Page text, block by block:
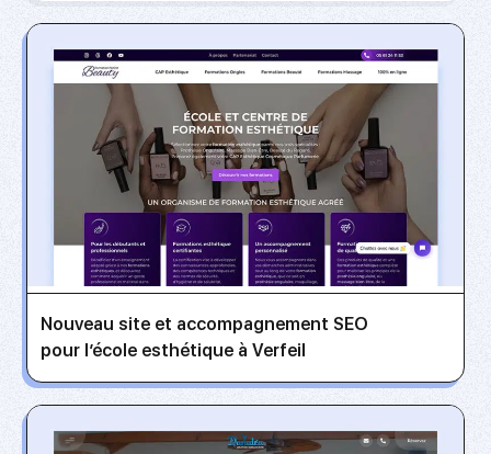
Nouveau site et accompagnement SEO
pour l’école esthétique à Verfeil